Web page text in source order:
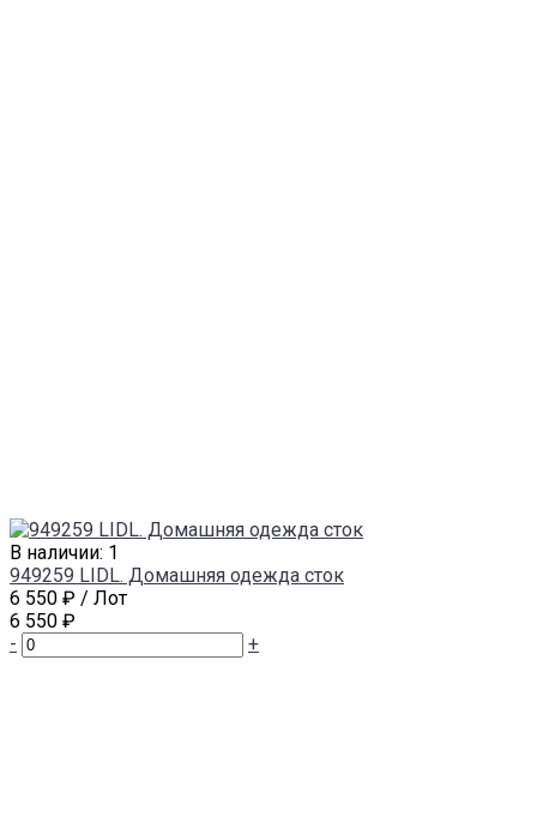
В наличии: 1
949259 LIDL. Домашняя одежда сток
6 550 ₽ / Лот
6 550 ₽
-
+